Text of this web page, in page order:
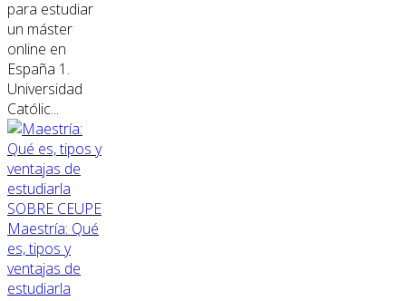
para estudiar
un máster
online en
España 1.
Universidad
Católic...
SOBRE CEUPE
Maestría: Qué
es, tipos y
ventajas de
estudiarla